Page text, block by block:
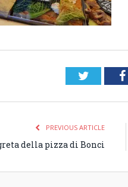
Twitter
PREVIOUS ARTICLE
della pizza di Bonci